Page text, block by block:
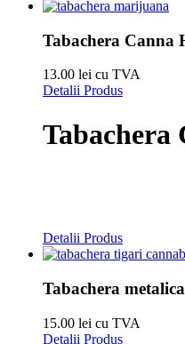
Tabachera Canna
13.00 lei cu TVA
Detalii Produs
Tabachera
Detalii Produs
Tabachera
15.00 lei cu TVA
Detalii Produs